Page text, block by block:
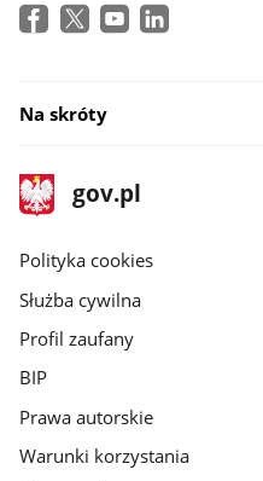
Na skróty
stopka
gov.pl
Strona
gov.pl
gov.pl
Polityka cookies
Służba cywilna
Profil zaufany
BIP
Prawa autorskie
Warunki korzystania